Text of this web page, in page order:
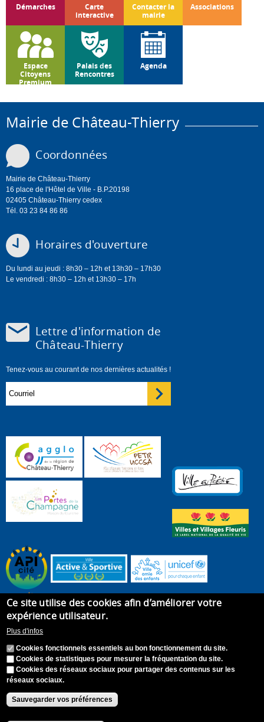
Démarches
Carte
interactive
Contacter la
mairie
Associations
Espace
Citoyens
Premium
Palais des
Rencontres
Agenda
Mairie de Château-Thierry
Coordonnées
Mairie de Château-Thierry
16 place de l'Hôtel de Ville - B.P.20198
02405 Château-Thierry cedex
Tél. 03 23 84 86 86
Horaires d'ouverture
Du lundi au jeudi : 8h30 – 12h et 13h30 – 17h30
Le vendredi : 8h30 – 12h et 13h30 – 17h
Lettre d'information de
Château-Thierry
Tenez-vous au courant de nos dernières actualités !
Accueil Plan du site
Appel à candidature
Contact
Accessibilité : Non conforme
Ce site utilise des cookies afin d’améliorer votre
expérience utilisateur.
Plus d'infos
Cookies fonctionnels essentiels au bon fonctionnement du site.
Cookies de statistiques pour mesurer la fréquentation du site.
Cookies des réseaux sociaux pour partager des contenus sur les
réseaux sociaux.
Sauvegarder vos préférences